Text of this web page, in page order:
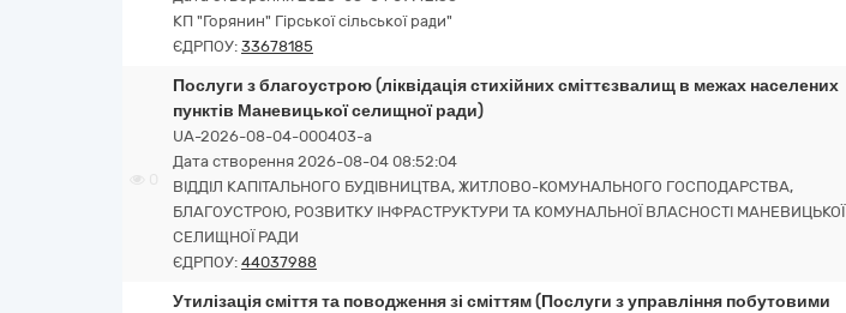
КП "Горянин" Гірської сільської ради"
ЄДРПОУ: 33678185
Послуги з благоустрою (ліквідація стихійних сміттєзвалищ в межах населених
пунктів Маневицької селищної ради)
UA-2026-08-04-000403-a
Дата створення 2026-08-04 08:52:04
ВІДДІЛ КАПІТАЛЬНОГО БУДІВНИЦТВА, ЖИТЛОВО-КОМУНАЛЬНОГО ГОСПОДАРСТВА,
БЛАГОУСТРОЮ, РОЗВИТКУ ІНФРАСТРУКТУРИ ТА КОМУНАЛЬНОЇ ВЛАСНОСТІ МАНЕВИЦЬКОЇ
СЕЛИЩНОЇ РАДИ
ЄДРПОУ: 44037988
Утилізація сміття та поводження зі сміттям (Послуги з управління побутовими